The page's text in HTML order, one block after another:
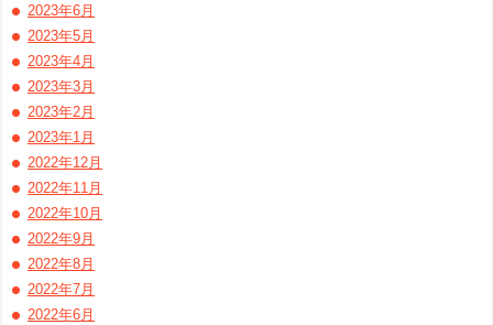
2023年6月
2023年5月
2023年4月
2023年3月
2023年2月
2023年1月
2022年12月
2022年11月
2022年10月
2022年9月
2022年8月
2022年7月
2022年6月